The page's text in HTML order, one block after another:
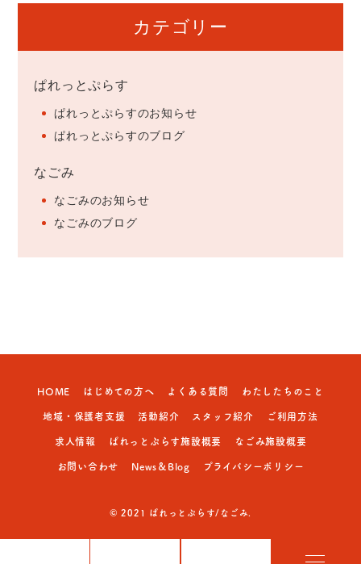
カテゴリー
ぱれっとぷらす
ぱれっとぷらすのお知らせ
ぱれっとぷらすのブログ
なごみ
なごみのお知らせ
なごみのブログ
HOME はじめての方へ よくある質問
わたしたちのこと
地域・保護者支援
活動紹介 スタッフ紹介
ご利用方法
求人情報
ぱれっとぷらす施設概要
なごみ施設概要
お問い合わせ
News＆Blog プライバシーポリシー
© 2021 ぱれっとぷらす/なごみ.